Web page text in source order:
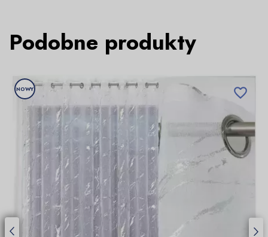
Podobne produkty
NOWY 